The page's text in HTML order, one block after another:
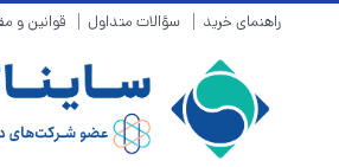
راهنمای خرید سؤالات متداول قوانین و